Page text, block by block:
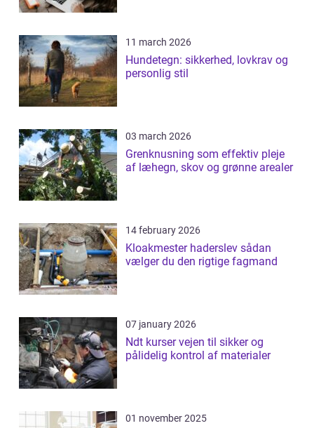
11 march 2026
Hundetegn: sikkerhed, lovkrav og
personlig stil
03 march 2026
Grenknusning som effektiv pleje
af læhegn, skov og grønne arealer
14 february 2026
Kloakmester haderslev sådan
vælger du den rigtige fagmand
07 january 2026
Ndt kurser vejen til sikker og
pålidelig kontrol af materialer
01 november 2025